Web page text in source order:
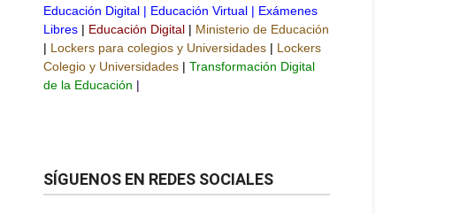
Educación Digital | Educación Virtual | Exámenes
Libres | Educación Digital | Ministerio de Educación
| Lockers para colegios y Universidades | Lockers
Colegio y Universidades | Transformación Digital
de la Educación |
SÍGUENOS EN REDES SOCIALES